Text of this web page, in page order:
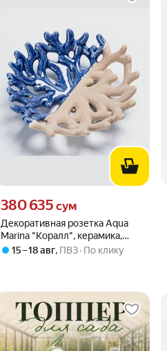
Декоративная розетка Aqua
Marina "Коралл", керамика,
цвет разноцветный
Цена 380635 сум вместо
380 635 сум
15 – 18 авг, ПВЗ По клику